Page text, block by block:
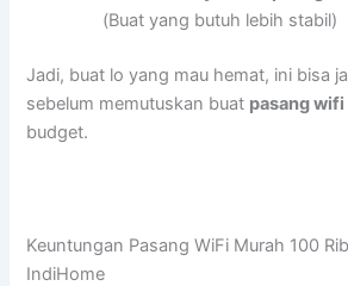
(Buat yang butuh lebih stabil)
Jadi, buat lo yang mau hemat, ini bisa
sebelum memutuskan buat pasang
budget.
Keuntungan Pasang WiFi Murah 100
IndiHome